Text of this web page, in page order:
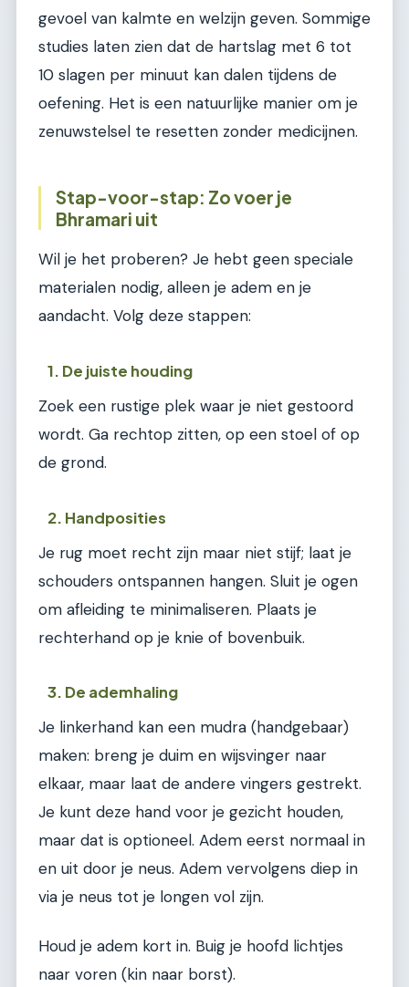
gevoel van kalmte en welzijn geven. Sommige
studies laten zien dat de hartslag met 6 tot
10 slagen per minuut kan dalen tijdens de
oefening. Het is een natuurlijke manier om je
zenuwstelsel te resetten zonder medicijnen.
Stap-voor-stap: Zo voer je
Bhramari uit
Wil je het proberen? Je hebt geen speciale
materialen nodig, alleen je adem en je
aandacht. Volg deze stappen:
1. De juiste houding
Zoek een rustige plek waar je niet gestoord
wordt. Ga rechtop zitten, op een stoel of op
de grond.
2. Handposities
Je rug moet recht zijn maar niet stijf; laat je
schouders ontspannen hangen. Sluit je ogen
om afleiding te minimaliseren. Plaats je
rechterhand op je knie of bovenbuik.
3. De ademhaling
Je linkerhand kan een mudra (handgebaar)
maken: breng je duim en wijsvinger naar
elkaar, maar laat de andere vingers gestrekt.
Je kunt deze hand voor je gezicht houden,
maar dat is optioneel. Adem eerst normaal in
en uit door je neus. Adem vervolgens diep in
via je neus tot je longen vol zijn.
Houd je adem kort in. Buig je hoofd lichtjes
naar voren (kin naar borst).